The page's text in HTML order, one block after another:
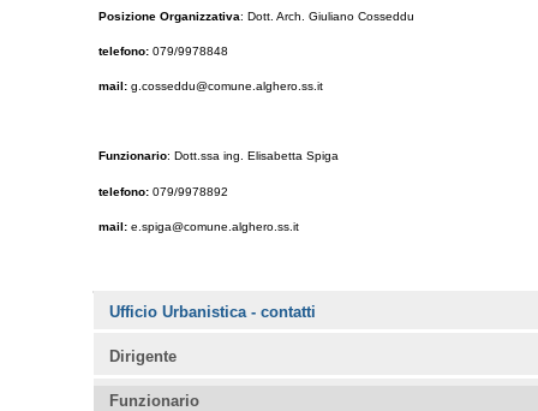
Posizione Organizzativa: Dott. Arch. Giuliano Cosseddu
telefono:079/9978848
mail:g.cosseddu@comune.alghero.ss.it
Funzionario: Dott.ssa ing. Elisabetta Spiga
telefono:079/9978892
mail:e.spiga@comune.alghero.ss.it
Navigazione
Ufficio Urbanistica - contatti
Dirigente
Funzionario